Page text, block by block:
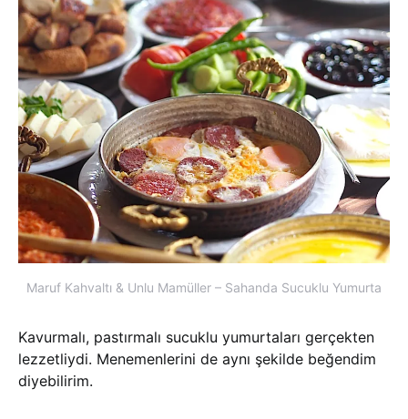
Maruf Kahvaltı & Unlu Mamüller – Sahanda Sucuklu Yumurta
Kavurmalı, pastırmalı sucuklu yumurtaları gerçekten
lezzetliydi. Menemenlerini de aynı şekilde beğendim
diyebilirim.